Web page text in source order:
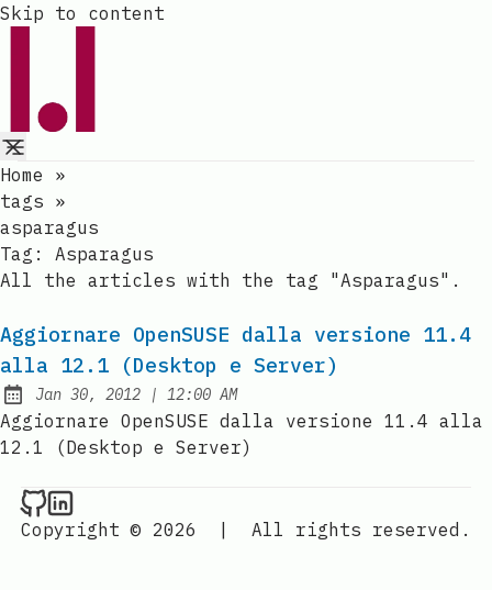
Skip to content
Home
»
tags »
asparagus
Tag: Asparagus
All the articles with the tag "Asparagus".
Aggiornare OpenSUSE dalla versione 11.4
alla 12.1 (Desktop e Server)
Published:
Jan 30, 2012 | at
12:00 AM
Aggiornare OpenSUSE dalla versione 11.4 alla
12.1 (Desktop e Server)
Raval.li on Github
Raval.li on LinkedIn
Copyright © 2026
| All rights reserved.